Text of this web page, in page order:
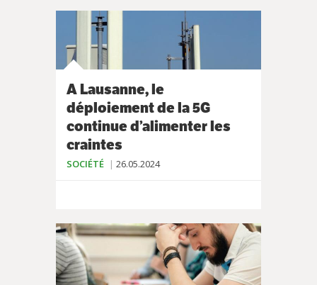
A Lausanne, le
déploiement de la 5G
continue d’alimenter les
craintes
SOCIÉTÉ 26.05.2024